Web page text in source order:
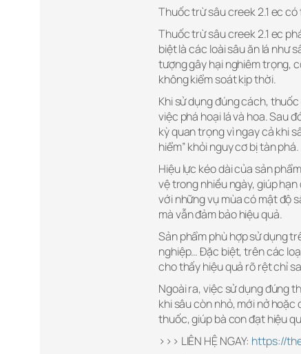
Thuốc trừ sâu creek 2.1 ec
Thuốc trừ sâu creek 2.1 ec
biệt là các loài sâu ăn lá như
tượng gây hại nghiêm trọng,
không kiểm soát kịp thời.
Khi sử dụng đúng cách,
việc phá hoại lá và hoa. Sau
kỳ quan trọng vì ngay cả khi
hiểm” khỏi nguy cơ bị tàn phá.
Hiệu lực kéo dài của sản
vệ trong nhiều ngày, giúp
với những vụ mùa có mật độ
mà vẫn đảm bảo hiệu quả.
Sản phẩm phù hợp sử dụng
nghiệp… Đặc biệt, trên các
cho thấy hiệu quả rõ rệt chỉ
Ngoài ra, việc sử dụng đúng
khi sâu còn nhỏ, mới nở hoặc
thuốc, giúp bà con đạt hiệu
>>> LIÊN HỆ NGAY: https://